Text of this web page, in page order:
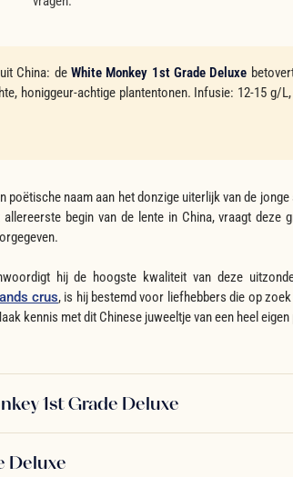
China: de White Monkey 1st Grade Deluxe
honiggeur-achtige plantentonen. Infusie: 12-15 g/
poëtische naam aan het donzige uiterlijk van de
begin van de lente in China, vraagt deze
hij de hoogste kwaliteit van deze
crus, is hij bestemd voor liefhebbers die op
kennis met dit Chinese juweeltje van een heel
1st Grade Deluxe
Deluxe